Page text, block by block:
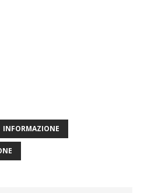
INFORMAZIONE